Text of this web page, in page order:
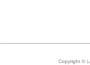
Copyright ©